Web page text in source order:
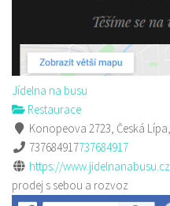
Jídelna na busu
Restaurace
Konopeova 2723, Česká
737684917737684917
https://
prodej s sebou a rozvoz